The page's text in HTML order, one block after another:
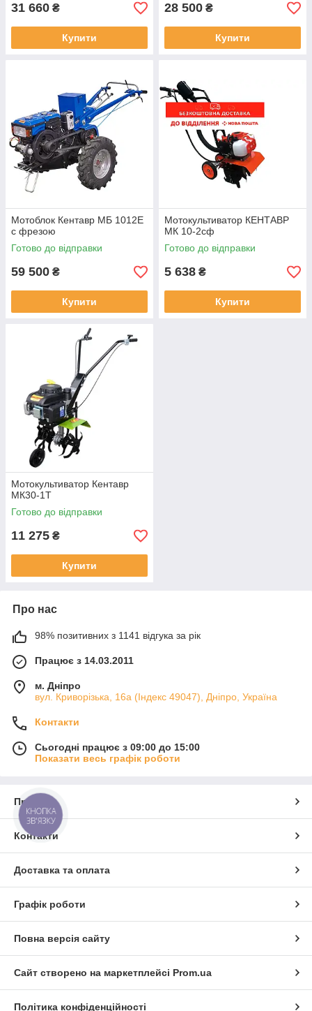
31 660 ₴
Купити
28 500 ₴
Купити
Мотоблок Кентавр МБ 1012Е
с фрезою
Готово до відправки
59 500 ₴
Купити
Мотокультиватор КЕНТАВР
МК 10-2сф
Готово до відправки
5 638 ₴
Купити
Мотокультиватор Кентавр
МК30-1Т
Готово до відправки
11 275 ₴
Купити
Про нас
98% позитивних з 1141 відгука за рік
Працює з 14.03.2011
м. Дніпро
вул. Криворізька, 16а (Індекс 49047), Дніпро, Україна
Контакти
Сьогодні працює з 09:00 до 15:00
Показати весь графік роботи
Про нас
Контакти
Доставка та оплата
Графік роботи
Повна версія сайту
Сайт створено на маркетплейсі Prom.ua
Політика конфіденційності
КНОПКА
ЗВ'ЯЗКУ